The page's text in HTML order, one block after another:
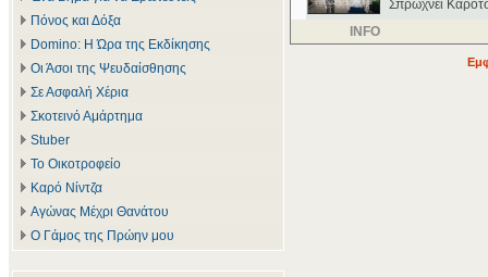
Πόνος και Δόξα
Domino: Η Ώρα της Εκδίκησης
Οι Άσοι της Ψευδαίσθησης
Σε Ασφαλή Χέρια
Σκοτεινό Αμάρτημα
Stuber
Το Οικοτροφείο
Καρό Νίντζα
Αγώνας Μέχρι Θανάτου
Ο Γάμος της Πρώην μου
Σπρώχνει
INFO